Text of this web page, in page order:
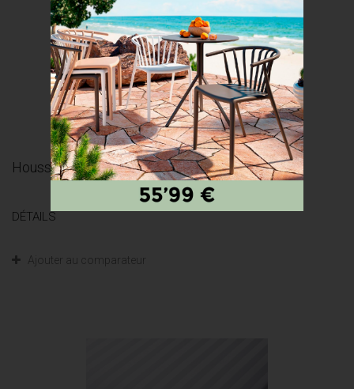
Housse de Matelas *CLARIANA* 100% coton
DÉTAILS
Ajouter au comparateur